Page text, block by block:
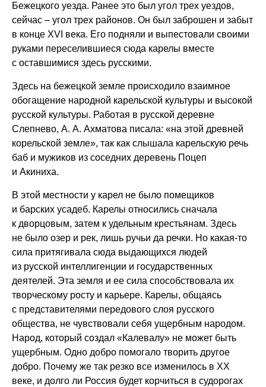
Бежецкого уезда. Ранее это был угол трех уездов,
сейчас – угол трех районов. Он был заброшен и забыт
в конце ХVI века. Его подняли и выпестовали своими
руками переселившиеся сюда карелы вместе
с оставшимися здесь русскими.
Здесь на бежецкой земле происходило взаимное
обогащение народной карельской культуры и высокой
русской культуры. Работая в русской деревне
Слепнево, А. А. Ахматова писала: «на этой древней
корельской земле», так как слышала карельскую речь
баб и мужиков из соседних деревень Поцеп
и Акиниха.
В этой местности у карел не было помещиков
и барских усадеб. Карелы относились сначала
к дворцовым, затем к удельным крестьянам. Здесь
не было озер и рек, лишь ручьи да речки. Но какая-то
сила притягивала сюда выдающихся людей
из русской интеллигенции и государственных
деятелей. Эта земля и ее сила способствовала их
творческому росту и карьере. Карелы, общаясь
с представителями передового слоя русского
общества, не чувствовали себя ущербным народом.
Народ, который создал «Калевалу» не может быть
ущербным. Одно добро помогало творить другое
добро. Почему же так резко все изменилось в ХХ
веке, и долго ли Россия будет корчиться в судорогах